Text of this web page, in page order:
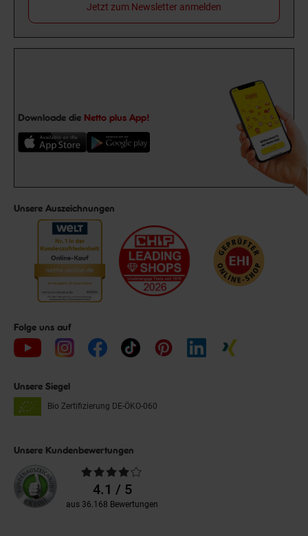
Jetzt zum Newsletter anmelden
Downloade die Netto plus App!
Unsere Auszeichnungen
Folge uns auf
Unsere Siegel
Bio Zertifizierung DE-ÖKO-060
Unsere Kundenbewertungen
Durchschnittliche
Bewertungen4.1 / 5
aus 36.168 Bewertungen